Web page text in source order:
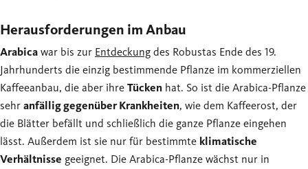
Herausforderungen im Anbau
Arabica war bis zur Entdeckung des Robustas Ende des 19.
Jahrhunderts die einzig bestimmende Pflanze im kommerziellen
Kaffeeanbau, die aber ihre Tücken hat. So ist die Arabica-Pflanze
sehr anfällig gegenüber Krankheiten, wie dem Kaffeerost, der
die Blätter befällt und schließlich die ganze Pflanze eingehen
lässt. Außerdem ist sie nur für bestimmte klimatische
Verhältnisse geeignet. Die Arabica-Pflanze wächst nur in